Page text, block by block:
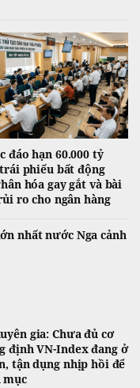
đáo hạn 60.000 tỷ
phiếu bất động
hóa gay gắt và bài
ro cho ngân hàng
nhất nước Nga cảnh
gia: Chưa đủ cơ
định VN-Index đang ở
tận dụng nhịp hồi để
mục